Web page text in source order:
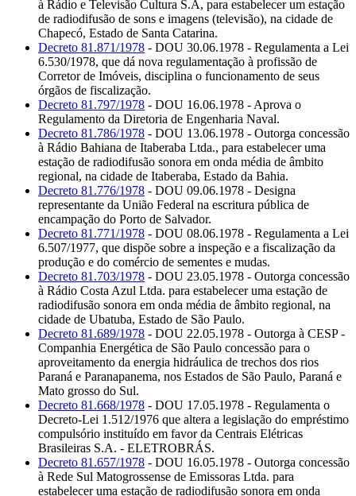
à Rádio e Televisão Cultura S.A, para estabelecer um estação
de radiodifusão de sons e imagens (televisão), na cidade de
Chapecó, Estado de Santa Catarina.
Decreto 81.871/1978 - DOU 30.06.1978 - Regulamenta a Lei
6.530/1978, que dá nova regulamentação à profissão de
Corretor de Imóveis, disciplina o funcionamento de seus
órgãos de fiscalização.
Decreto 81.797/1978 - DOU 16.06.1978 - Aprova o
Regulamento da Diretoria de Engenharia Naval.
Decreto 81.786/1978 - DOU 13.06.1978 - Outorga concessão
à Rádio Bahiana de Itaberaba Ltda., para estabelecer uma
estação de radiodifusão sonora em onda média de âmbito
regional, na cidade de Itaberaba, Estado da Bahia.
Decreto 81.776/1978 - DOU 09.06.1978 - Designa
representante da União Federal na escritura pública de
encampação do Porto de Salvador.
Decreto 81.771/1978 - DOU 08.06.1978 - Regulamenta a Lei
6.507/1977, que dispõe sobre a inspeção e a fiscalização da
produção e do comércio de sementes e mudas.
Decreto 81.703/1978 - DOU 23.05.1978 - Outorga concessão
à Rádio Costa Azul Ltda. para estabelecer uma estação de
radiodifusão sonora em onda média de âmbito regional, na
cidade de Ubatuba, Estado de São Paulo.
Decreto 81.689/1978 - DOU 22.05.1978 - Outorga à CESP -
Companhia Energética de São Paulo concessão para o
aproveitamento da energia hidráulica de trechos dos rios
Paraná e Paranapanema, nos Estados de São Paulo, Paraná e
Mato grosso do Sul.
Decreto 81.668/1978 - DOU 17.05.1978 - Regulamenta o
Decreto-Lei 1.512/1976 que altera a legislação do empréstimo
compulsório instituído em favor da Centrais Elétricas
Brasileiras S.A. - ELETROBRÁS.
Decreto 81.657/1978 - DOU 16.05.1978 - Outorga concessão
à Rede Sul Matogrossense de Emissoras Ltda. para
estabelecer uma estação de radiodifusão sonora em onda